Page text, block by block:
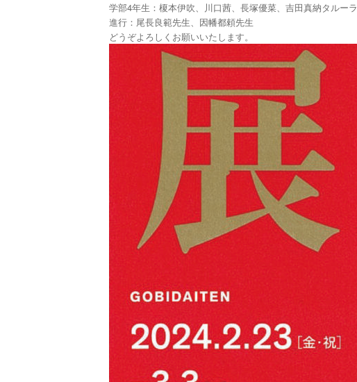
学部4年生：榎本伊吹、川口茜、長塚優菜、吉田真納タルーラ
進行：尾長良範先生、因幡都頼先生
どうぞよろしくお願いいたします。